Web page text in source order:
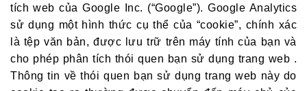
tích web của Google Inc. (“Google”). Google Analytics
sử dụng một hình thức cụ thể của “cookie”, chính xác
là tệp văn bản, được lưu trữ trên máy tính của bạn và
cho phép phân tích thói quen bạn sử dụng trang web .
Thông tin về thói quen bạn sử dụng trang web này do